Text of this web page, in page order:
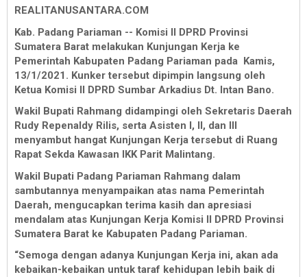
REALITANUSANTARA.COM
Kab. Padang Pariaman -- Komisi II DPRD Provinsi
Sumatera Barat melakukan Kunjungan Kerja ke
Pemerintah Kabupaten Padang Pariaman pada Kamis,
13/1/2021. Kunker tersebut dipimpin langsung oleh
Ketua Komisi ll DPRD Sumbar Arkadius Dt. Intan Bano.
Wakil Bupati Rahmang didampingi oleh Sekretaris Daerah
Rudy Repenaldy Rilis, serta Asisten I, II, dan III
menyambut hangat Kunjungan Kerja tersebut di Ruang
Rapat Sekda Kawasan IKK Parit Malintang.
Wakil Bupati Padang Pariaman Rahmang dalam
sambutannya menyampaikan atas nama Pemerintah
Daerah, mengucapkan terima kasih dan apresiasi
mendalam atas Kunjungan Kerja Komisi II DPRD Provinsi
Sumatera Barat ke Kabupaten Padang Pariaman.
“Semoga dengan adanya Kunjungan Kerja ini, akan ada
kebaikan-kebaikan untuk taraf kehidupan lebih baik di